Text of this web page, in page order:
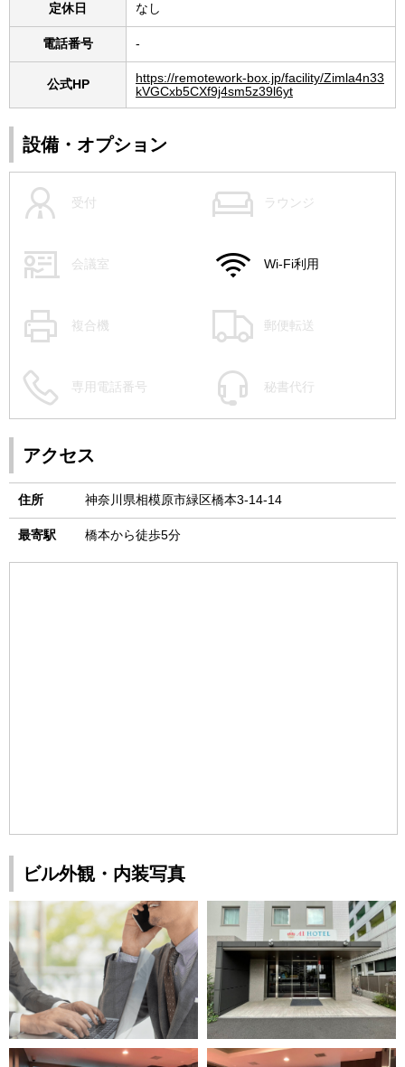
定休日 なし
電話番号 -
公式HP
https://remotework-box.jp/facility/Zimla4n33
kVGCxb5CXf9j4sm5z39l6yt
設備・オプション
受付 ラウンジ
会議室 Wi-Fi利用
複合機 郵便転送
専用電話番号 秘書代行
アクセス
住所 神奈川県相模原市緑区橋本3-14-14
最寄駅 橋本から徒歩5分
ビル外観・内装写真